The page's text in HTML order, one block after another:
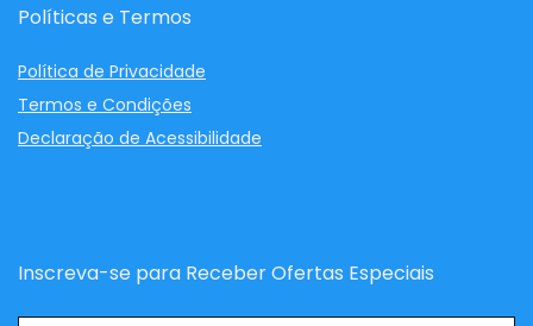
Políticas e Termos
Política de Privacidade
Termos e Condições
Declaração de Acessibilidade
Inscreva-se para Receber Ofertas Especiais